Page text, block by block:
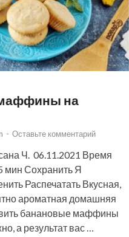
на
- Оставьте комментарий
Ч. 06.11.2021 Время
мин Сохранить Я
Распечатать Вкусная,
ароматная домашняя
банановые маффины
а результат вас …